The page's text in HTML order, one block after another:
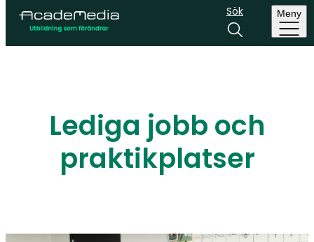
Sök Meny
Lediga jobb och
praktikplatser